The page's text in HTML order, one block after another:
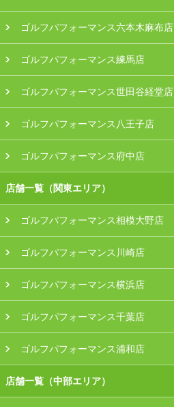
ゴルフパフォーマンス六本木麻布店
ゴルフパフォーマンス練馬店
ゴルフパフォーマンス世田谷経堂店
ゴルフパフォーマンス八王子店
ゴルフパフォーマンス府中店
店舗一覧（関東エリア）
ゴルフパフォーマンス相模大野店
ゴルフパフォーマンス川崎店
ゴルフパフォーマンス横浜店
ゴルフパフォーマンス千葉店
ゴルフパフォーマンス浦和店
店舗一覧（中部エリア）